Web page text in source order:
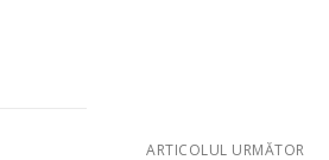
ARTICOLUL URMĂTOR